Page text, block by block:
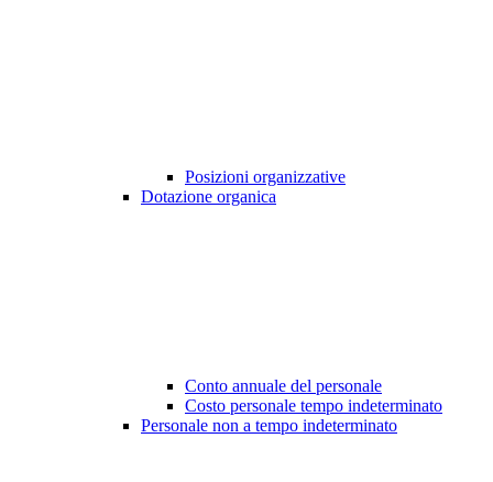
Posizioni organizzative
Dotazione organica
Conto annuale del personale
Costo personale tempo indeterminato
Personale non a tempo indeterminato